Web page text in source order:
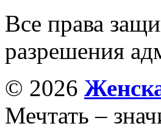
Все права
разрешения
© 2026
Мечтать –